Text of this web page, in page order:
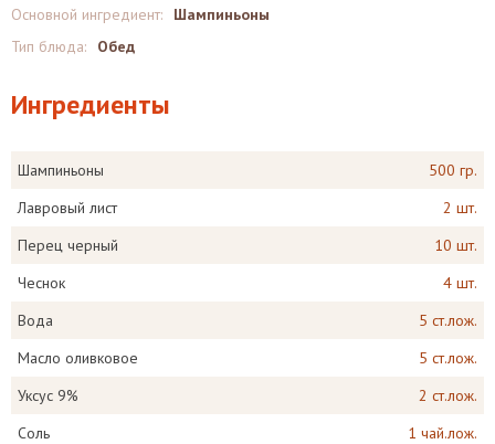
Основной ингредиент:
Шампиньоны
Тип блюда:
Обед
Ингредиенты
Шампиньоны
500 гр.
Лавровый лист
2 шт.
Перец черный
10 шт.
Чеснок
4 шт.
Вода
5 ст.лож.
Масло оливковое
5 ст.лож.
Уксус 9%
2 ст.лож.
Соль
1 чай.лож.